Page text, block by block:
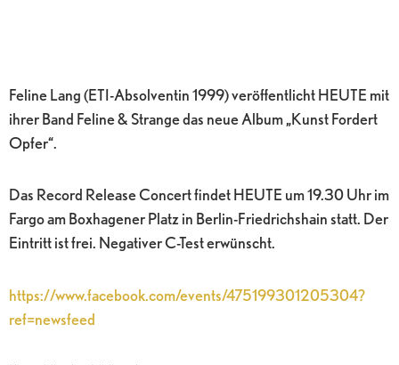
Feline Lang (ETI-Absolventin 1999) veröffentlicht HEUTE mit
ihrer Band Feline & Strange das neue Album „Kunst Fordert
Opfer“.
Das Record Release Concert findet HEUTE um 19.30 Uhr im
Fargo am Boxhagener Platz in Berlin-Friedrichshain statt. Der
Eintritt ist frei. Negativer C-Test erwünscht.
https://www.facebook.com/events/475199301205304?
ref=newsfeed